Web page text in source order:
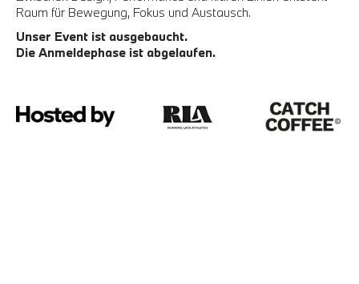
Raum für Bewegung, Fokus und Austausch.
Unser Event ist ausgebaucht.
Die Anmeldephase ist abgelaufen.